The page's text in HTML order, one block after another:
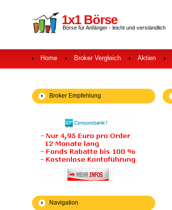
1x1 Börse
Börse für Anfänger - leicht und verständlich
Home Broker Vergleich Aktien
Broker Empfehlung
Navigation